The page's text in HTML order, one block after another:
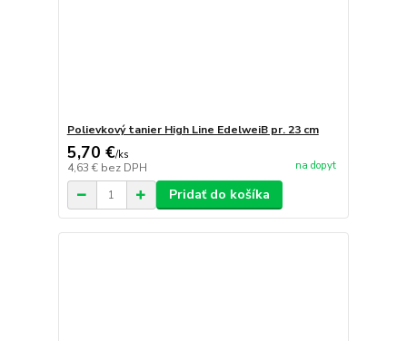
Polievkový tanier High Line EdelweiB pr. 23 cm
5,70 €/ks
4,63 € bez DPH na dopyt
Pridať do košíka